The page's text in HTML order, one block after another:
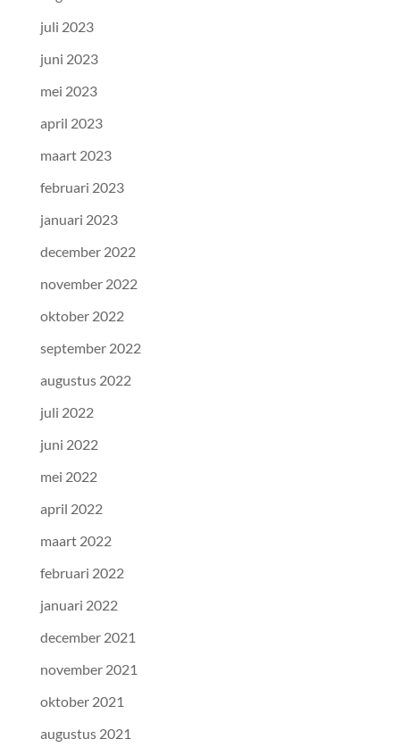
juli 2023
juni 2023
mei 2023
april 2023
maart 2023
februari 2023
januari 2023
december 2022
november 2022
oktober 2022
september 2022
augustus 2022
juli 2022
juni 2022
mei 2022
april 2022
maart 2022
februari 2022
januari 2022
december 2021
november 2021
oktober 2021
augustus 2021